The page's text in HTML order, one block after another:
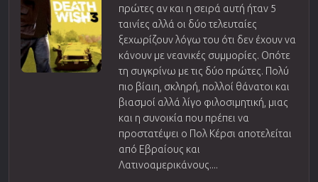
πρώτες αν και η σειρά αυτή ήταν 5
ταινίες αλλά οι δύο τελευταίες
ξεχωρίζουν λόγω του ότι δεν έχουν να
κάνουν με νεανικές συμμορίες. Οπότε
τη συγκρίνω με τις δύο πρώτες. Πολύ
πιο βίαιη, σκληρή, πολλοί θάνατοι και
βιασμοί αλλά λίγο φιλοσιμητική, μιας
και η συνοικία που πρέπει να
προστατέψει ο Πολ Κέρσι αποτελείται
από Εβραίους και
Λατινοαμερικάνους....